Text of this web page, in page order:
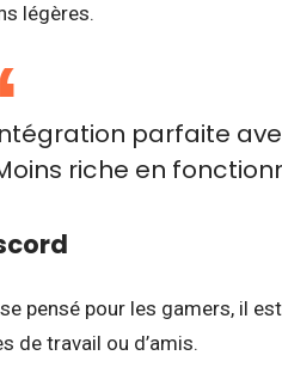
légères.
parfaite
riche en
pensé pour les gamers, il
de travail ou d’amis.